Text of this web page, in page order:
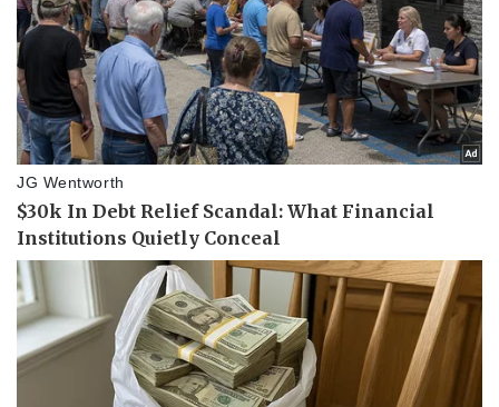
Thể thao
Bóng đá
Lịch thi đấu bóng đá
Thế giới thể thao
eSports
Hậu trường
Ô tô - Xe máy
Ô tô
Xe máy
Tư vấn